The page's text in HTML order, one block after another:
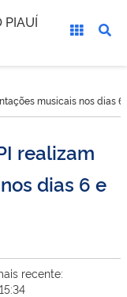
PIAUÍ
musicais nos dias 6
realizam
dias 6 e
recente: